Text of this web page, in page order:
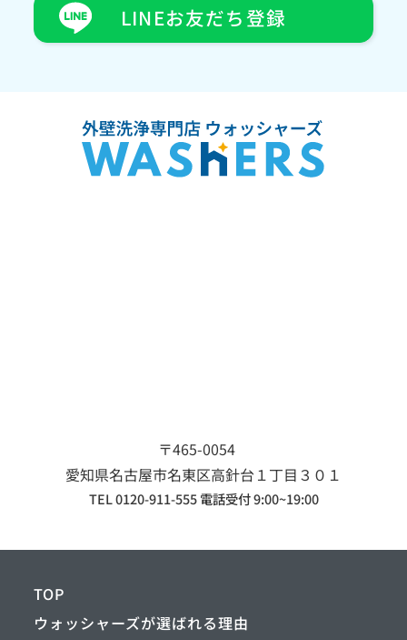
LINEお友だち登録
〒465-0054
愛知県名古屋市名東区高針台１丁目３０１
TEL 0120-911-555 電話受付 9:00~19:00
TOP
ウォッシャーズが選ばれる理由